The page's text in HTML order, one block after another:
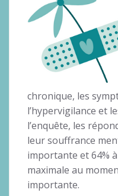
chronique, les
l’hypervigilance et
l’enquête, les
leur souffrance
importante et 64%
maximale au
importante.